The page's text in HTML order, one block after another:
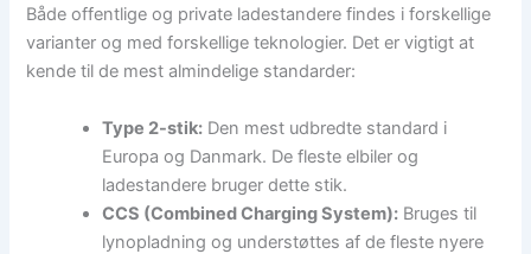
Både offentlige og private ladestandere findes i forskellige
varianter og med forskellige teknologier. Det er vigtigt at
kende til de mest almindelige standarder:
Type 2-stik: Den mest udbredte standard i
Europa og Danmark. De fleste elbiler og
ladestandere bruger dette stik.
CCS (Combined Charging System): Bruges til
lynopladning og understøttes af de fleste nyere